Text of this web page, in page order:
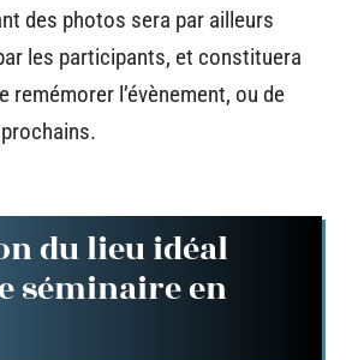
des photos sera par ailleurs
les participants, et constituera
remémorer l’évènement, ou de
du lieu idéal
séminaire en